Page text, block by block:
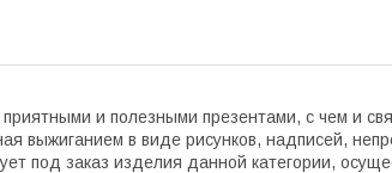
и полезными презентами, с чем и
выжиганием в виде рисунков, надписей,
под заказ изделия данной категории,